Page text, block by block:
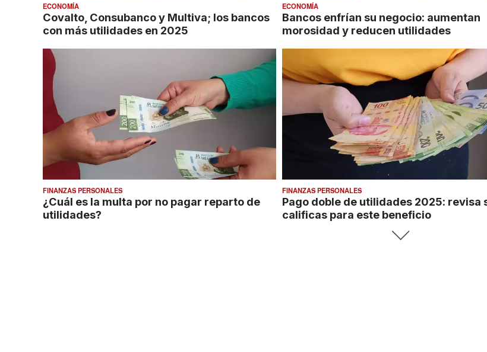
ECONOMÍA
Covalto, Consubanco y Multiva; los bancos
con más utilidades en 2025
ECONOMÍA
Bancos enfrían su negocio: aumentan
morosidad y reducen utilidades
FINANZAS PERSONALES
¿Cuál es la multa por no pagar reparto de
utilidades?
FINANZAS PERSONALES
Pago doble de utilidades 2025: revisa
calificas para este beneficio